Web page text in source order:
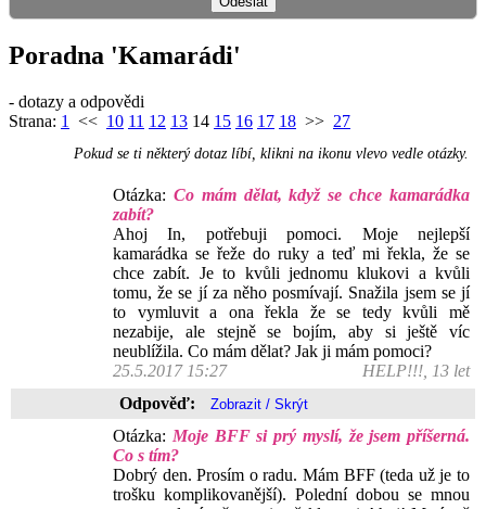
Poradna 'Kamarádi'
- dotazy a odpovědi
Strana: 1 << 10 11 12 13 14 15 16 17 18 >> 27
Pokud se ti některý dotaz líbí, klikni na ikonu vlevo vedle otázky.
Otázka: Co mám dělat, když se chce kamarádka
zabít?
Ahoj In, potřebuji pomoci. Moje nejlepší
kamarádka se řeže do ruky a teď mi řekla, že se
chce zabít. Je to kvůli jednomu klukovi a kvůli
tomu, že se jí za něho posmívají. Snažila jsem se jí
to vymluvit a ona řekla že se tedy kvůli mě
nezabije, ale stejně se bojím, aby si ještě víc
neublížila. Co mám dělat? Jak ji mám pomoci?
25.5.2017 15:27
HELP!!!, 13 let
Odpověď:
Otázka: Moje BFF si prý myslí, že jsem příšerná.
Co s tím?
Dobrý den. Prosím o radu. Mám BFF (teda už je to
trošku komplikovanější). Polední dobou se mnou